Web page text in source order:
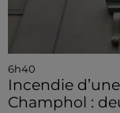
6h40
Incendie
Champhol :